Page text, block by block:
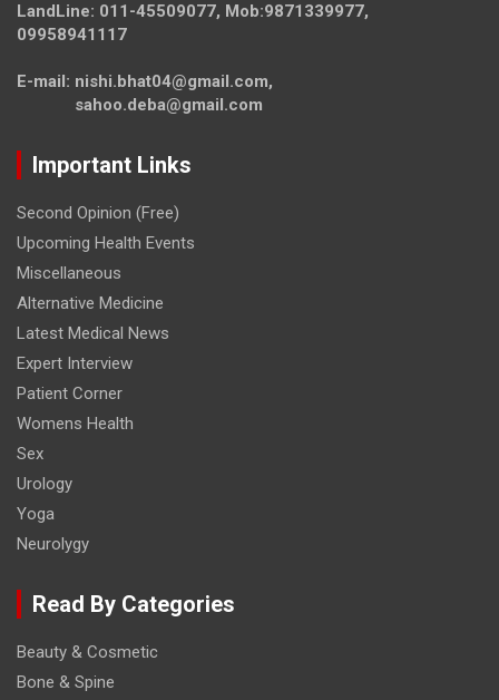
LandLine: 011-45509077, Mob:9871339977,
09958941117
E-mail: nishi.bhat04@gmail.com,
sahoo.deba@gmail.com
Important Links
Second Opinion (Free)
Upcoming Health Events
Miscellaneous
Alternative Medicine
Latest Medical News
Expert Interview
Patient Corner
Womens Health
Sex
Urology
Yoga
Neurolygy
Read By Categories
Beauty & Cosmetic
Bone & Spine